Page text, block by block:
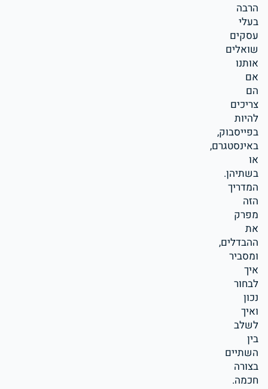
הרבה
בעלי
עסקים
שואלים
אותנו
אם
הם
צריכים
להיות
בפייסבוק,
באינסטגרם,
או
בשתיהן.
המדריך
הזה
מפרק
את
ההבדלים,
ומסביר
איך
לבחור
נכון
ואיך
לשלב
בין
השתיים
בצורה
חכמה.